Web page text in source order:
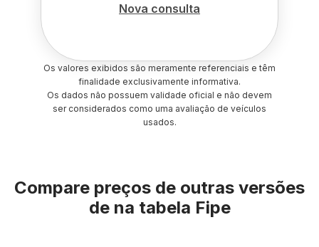
Nova consulta
Os valores exibidos são meramente referenciais e têm
finalidade exclusivamente informativa.
Os dados não possuem validade oficial e não devem
ser considerados como uma avaliação de veículos
usados.
Compare preços de outras versões
de na tabela Fipe